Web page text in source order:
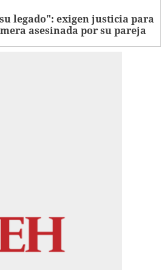
legado": exigen justicia para
asesinada por su pareja